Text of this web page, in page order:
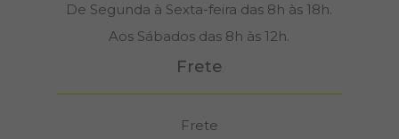
De Segunda à Sexta-feira das 8h às 18h.
Aos Sábados das 8h às 12h.
Frete
Frete